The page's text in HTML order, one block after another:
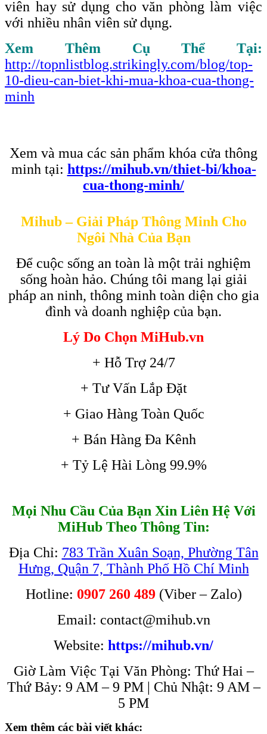
viên hay sử dụng cho văn phòng làm việc
với nhiều nhân viên sử dụng.
Xem Thêm Cụ Thể Tại:
http://topnlistblog.strikingly.com/blog/top-
10-dieu-can-biet-khi-mua-khoa-cua-thong-
minh
Xem và mua các sản phẩm khóa cửa thông
minh tại: https://mihub.vn/thiet-bi/khoa-
cua-thong-minh/
Mihub – Giải Pháp Thông Minh Cho
Ngôi Nhà Của Bạn
Để cuộc sống an toàn là một trải nghiệm
sống hoàn hảo. Chúng tôi mang lại giải
pháp an ninh, thông minh toàn diện cho gia
đình và doanh nghiệp của bạn.
Lý Do Chọn MiHub.vn
+ Hỗ Trợ 24/7
+ Tư Vấn Lắp Đặt
+ Giao Hàng Toàn Quốc
+ Bán Hàng Đa Kênh
+ Tỷ Lệ Hài Lòng 99.9%
Mọi Nhu Cầu Của Bạn Xin Liên Hệ Với
MiHub Theo Thông Tin:
Địa Chỉ: 783 Trần Xuân Soạn, Phường Tân
Hưng, Quận 7, Thành Phố Hồ Chí Minh
Hotline: 0907 260 489(Viber – Zalo)
Email: contact@mihub.vn
Website: https://mihub.vn/
Giờ Làm Việc Tại Văn Phòng: Thứ Hai –
Thứ Bảy: 9 AM – 9 PM | Chủ Nhật: 9 AM –
5 PM
Xem thêm các bài viết khác: